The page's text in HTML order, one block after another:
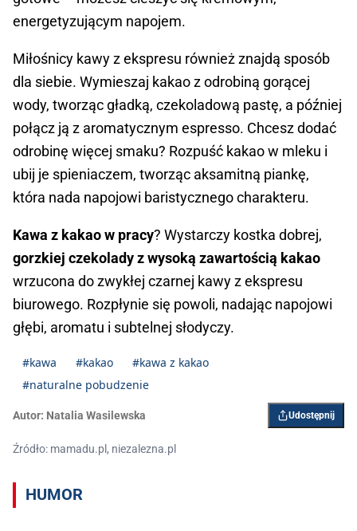
energetyzującym napojem.
Miłośnicy kawy z ekspresu również znajdą sposób
dla siebie. Wymieszaj kakao z odrobiną gorącej
wody, tworząc gładką, czekoladową pastę, a później
połącz ją z aromatycznym espresso. Chcesz dodać
odrobinę więcej smaku? Rozpuść kakao w mleku i
ubij je spieniaczem, tworząc aksamitną piankę,
która nada napojowi baristycznego charakteru.
Kawa z kakao w pracy? Wystarczy kostka dobrej,
gorzkiej czekolady z wysoką zawartością kakao
wrzucona do zwykłej czarnej kawy z ekspresu
biurowego. Rozpłynie się powoli, nadając napojowi
głębi, aromatu i subtelnej słodyczy.
#kawa #kakao
#kawa z kakao
#naturalne pobudzenie
Autor: Natalia Wasilewska Udostępnij
Źródło: mamadu.pl, niezalezna.pl
HUMOR